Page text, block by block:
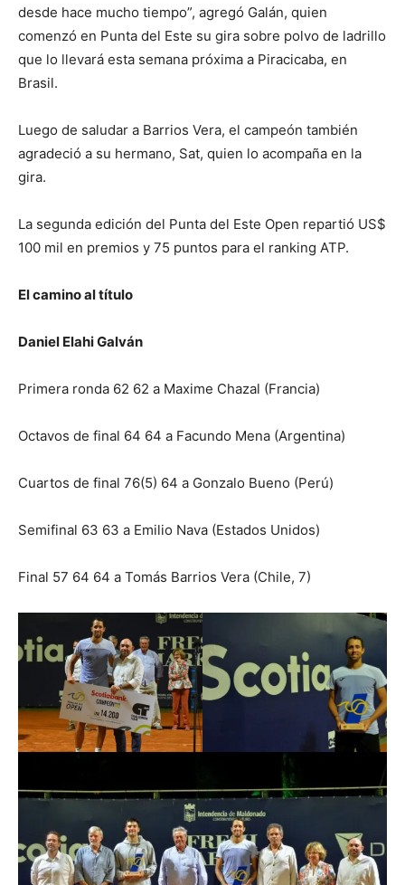
desde hace mucho tiempo”, agregó Galán, quien
comenzó en Punta del Este su gira sobre polvo de ladrillo
que lo llevará esta semana próxima a Piracicaba, en
Brasil.
Luego de saludar a Barrios Vera, el campeón también
agradeció a su hermano, Sat, quien lo acompaña en la
gira.
La segunda edición del Punta del Este Open repartió US$
100 mil en premios y 75 puntos para el ranking ATP.
El camino al título
Daniel Elahi Galván
Primera ronda 62 62 a Maxime Chazal (Francia)
Octavos de final 64 64 a Facundo Mena (Argentina)
Cuartos de final 76(5) 64 a Gonzalo Bueno (Perú)
Semifinal 63 63 a Emilio Nava (Estados Unidos)
Final 57 64 64 a Tomás Barrios Vera (Chile, 7)